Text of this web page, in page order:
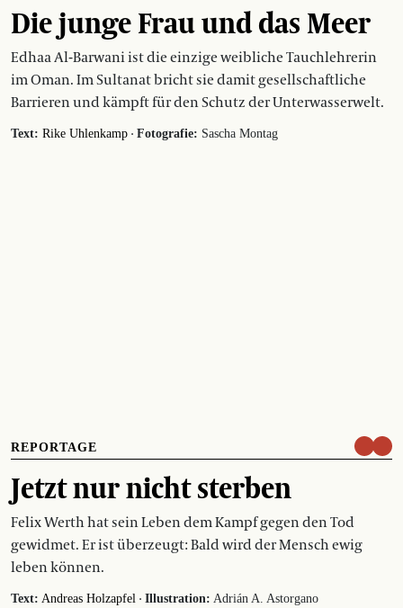
Die junge Frau und das Meer
Edhaa Al-Barwani ist die einzige weibliche Tauchlehrerin
im Oman. Im Sultanat bricht sie damit gesellschaftliche
Barrieren und kämpft für den Schutz der Unterwasserwelt.
Text: Rike Uhlenkamp · Fotografie: Sascha Montag
REPORTAGE
Jetzt nur nicht sterben
Felix Werth hat sein Leben dem Kampf gegen den Tod
gewidmet. Er ist überzeugt: Bald wird der Mensch ewig
leben können.
Text: Andreas Holzapfel · Illustration: Adrián A. Astorgano